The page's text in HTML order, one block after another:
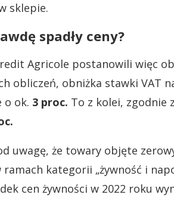
sklepie.
spadły ceny?
Agricole postanowili więc
obliczeń, obniżka stawki VAT
o ok. 3 proc. To z kolei, zgodnie
uwagę, że towary objęte
ramach kategorii „żywność i
cen żywności w 2022 roku